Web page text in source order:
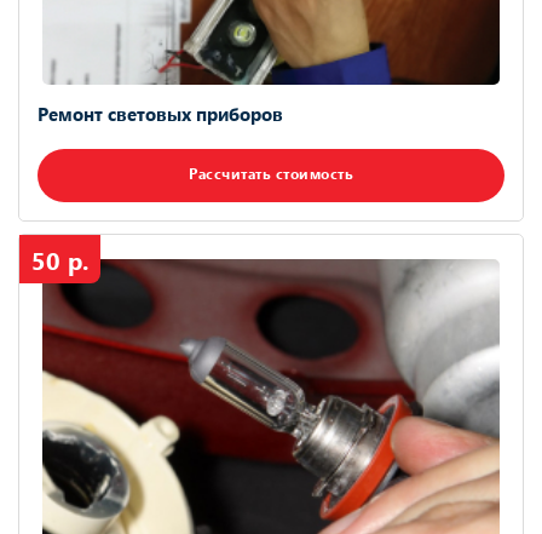
Ремонт световых приборов
Рассчитать стоимость
50 р.